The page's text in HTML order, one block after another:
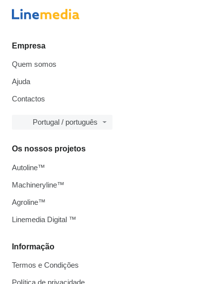
Empresa
Quem somos
Ajuda
Contactos
Portugal / português
Informação
Termos e Condições
Os nossos projetos
Autoline™
Machineryline™
Agroline™
Linemedia Digital ™